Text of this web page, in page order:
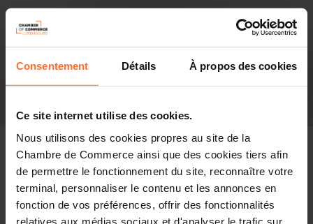
Consentement Détails À propos des cookies
Ce site internet utilise des cookies.
Nous utilisons des cookies propres au site de la
Chambre de Commerce ainsi que des cookies tiers afin
de permettre le fonctionnement du site, reconnaître votre
terminal, personnaliser le contenu et les annonces en
fonction de vos préférences, offrir des fonctionnalités
relatives aux médias sociaux et d'analyser le trafic sur
In the press